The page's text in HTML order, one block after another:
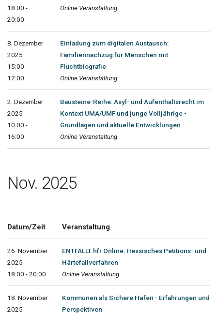
18:00 -
20:00
Online Veranstaltung
8. Dezember
2025
15:00 -
17:00
Einladung zum digitalen Austausch:
Familiennachzug für Menschen mit
Fluchtbiografie
Online Veranstaltung
2. Dezember
2025
10:00 -
16:00
Bausteine-Reihe: Asyl- und Aufenthaltsrecht im
Kontext UMA/UMF und junge Volljährige -
Grundlagen und aktuelle Entwicklungen
Online Veranstaltung
Nov. 2025
Datum/Zeit Veranstaltung
26. November
2025
18:00 - 20:00
ENTFÄLLT hfr Online: Hessisches Petitions- und
Härtefallverfahren
Online Veranstaltung
18. November
2025
Kommunen als Sichere Häfen - Erfahrungen und
Perspektiven